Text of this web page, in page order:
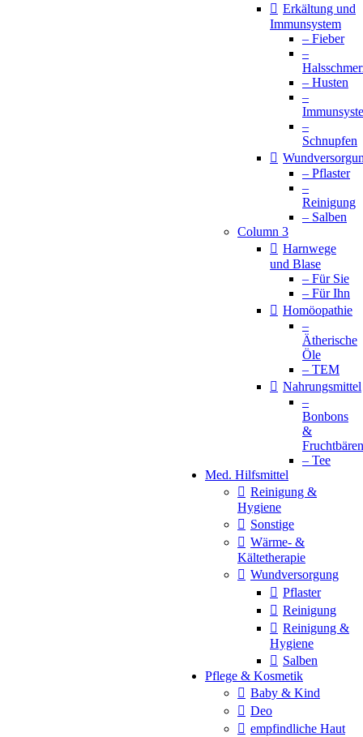
Erkältung und
Immunsystem
– Fieber
–
– Husten
–
–
Schnupfen
– Pflaster
–
Reinigung
– Salben
Column 3
Harnwege
und Blase
– Für Sie
– Für Ihn
Homöopathie
–
Ätherische
Öle
– TEM
Nahrungsmittel
–
Bonbons
&
Fruchtbären
– Tee
Med. Hilfsmittel
Reinigung &
Hygiene
Sonstige
Wärme- &
Kältetherapie
Wundversorgung
Pflaster
Reinigung
Reinigung &
Hygiene
Salben
Pflege & Kosmetik
Baby & Kind
Deo
empfindliche Haut